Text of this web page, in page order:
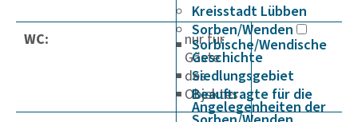
Kreisstadt Lübben
Sorben/Wenden
Sorbische/Wendische
Geschichte
Siedlungsgebiet
Beauftragte für die
Angelegenheiten der
WC:
nur für
Gäste
des
Objektes